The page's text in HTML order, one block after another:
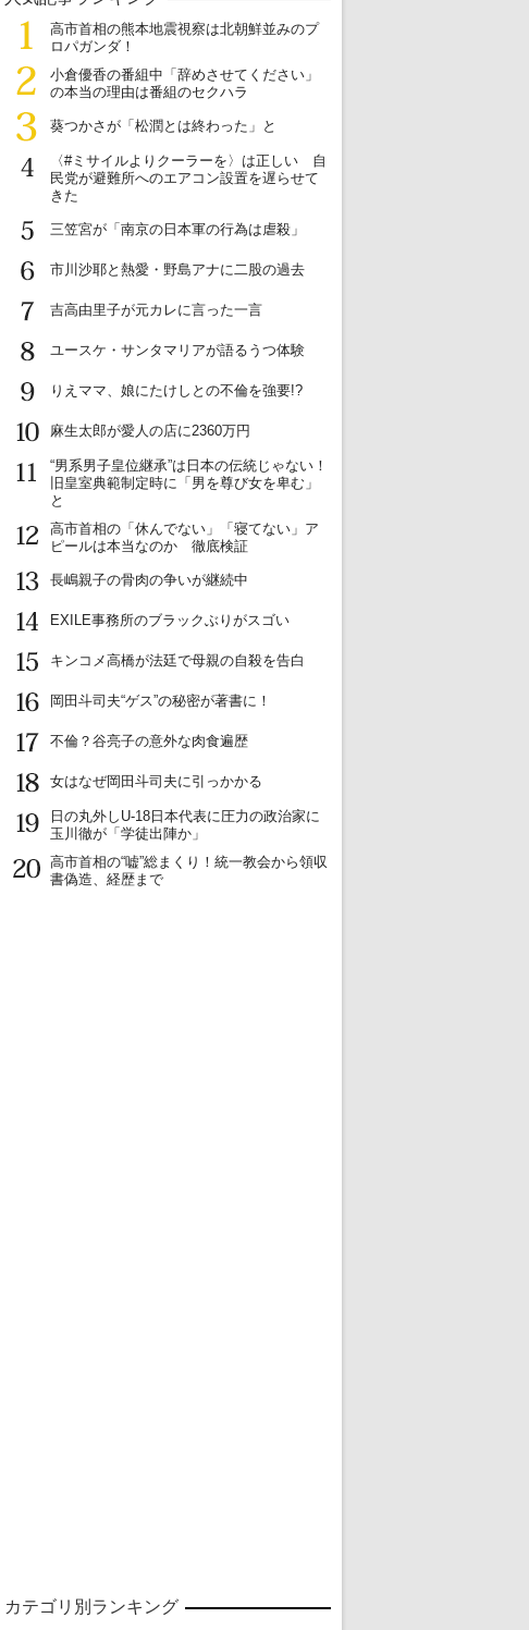
1
高市首相の熊本地震視察は北朝鮮並みのプ
ロパガンダ！
2
小倉優香の番組中「辞めさせてください」
の本当の理由は番組のセクハラ
3
葵つかさが「松潤とは終わった」と
4
〈#ミサイルよりクーラーを〉は正しい 自
民党が避難所へのエアコン設置を遅らせて
きた
5
三笠宮が「南京の日本軍の行為は虐殺」
6
市川沙耶と熱愛・野島アナに二股の過去
7
吉高由里子が元カレに言った一言
8
ユースケ・サンタマリアが語るうつ体験
9
りえママ、娘にたけしとの不倫を強要!?
10
麻生太郎が愛人の店に2360万円
11
“男系男子皇位継承”は日本の伝統じゃない！
旧皇室典範制定時に「男を尊び女を卑む」
と
12
高市首相の「休んでない」「寝てない」ア
ピールは本当なのか 徹底検証
13
長嶋親子の骨肉の争いが継続中
14
EXILE事務所のブラックぶりがスゴい
15
キンコメ高橋が法廷で母親の自殺を告白
16
岡田斗司夫“ゲス”の秘密が著書に！
17
不倫？谷亮子の意外な肉食遍歴
18
女はなぜ岡田斗司夫に引っかかる
19
日の丸外しU-18日本代表に圧力の政治家に
玉川徹が「学徒出陣か」
20
高市首相の“嘘”総まくり！統一教会から領収
書偽造、経歴まで
カテゴリ別ランキング